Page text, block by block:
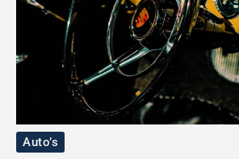
Auto’s